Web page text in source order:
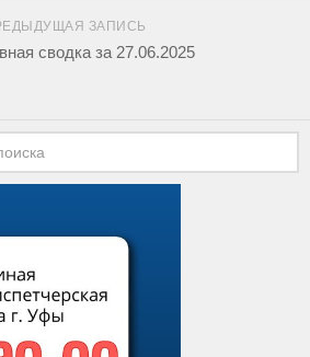
ЗАПИСЬ
сводка за 27.06.2025